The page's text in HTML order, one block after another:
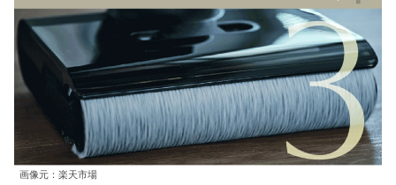
画像元：楽天市場